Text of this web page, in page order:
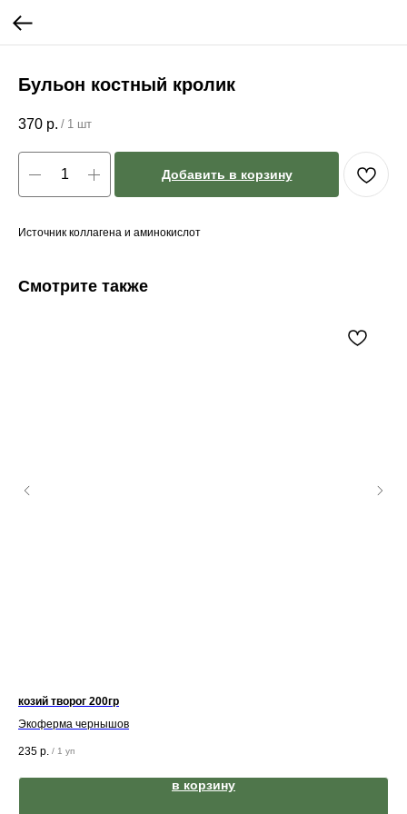
Бульон костный кролик
370 р. / 1 шт
Добавить в корзину
Источник коллагена и аминокислот
Смотрите также
козий творог 200гр
Экоферма чернышов
235 р. / 1 уп
в корзину